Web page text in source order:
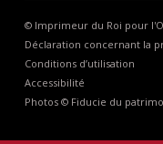
© Imprimeur du Roi pour
Déclaration concernant la
Conditions d’utilisation
Accessibilité
Photos © Fiducie du